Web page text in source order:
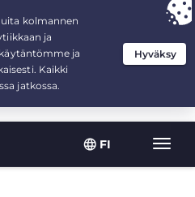
FI
2.1666666666667-years at $